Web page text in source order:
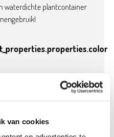
van cookies
waterdichte plantcontainer